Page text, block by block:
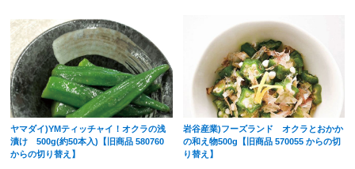
ヤマダイ)YMティッチャイ！オクラの浅
漬け 500g(約50本入)【旧商品 580760
からの切り替え】
岩谷産業)フーズランド オクラとおかか
の和え物500g【旧商品 570055 からの切
り替え】